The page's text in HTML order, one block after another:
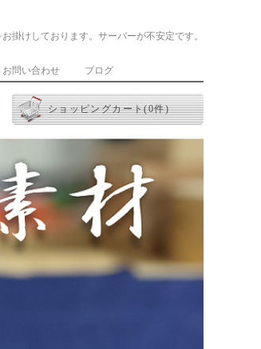
掛けしております。サーバーが不安定です。
お問い合わせ ブログ
ショッピングカート(0件)